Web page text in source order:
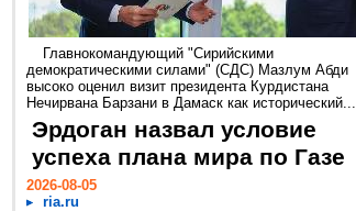
Главнокомандующий "Сирийскими
демократическими силами" (СДС) Мазлум Абди
высоко оценил визит президента Курдистана
Нечирвана Барзани в Дамаск как исторический...
Эрдоган назвал условие
успеха плана мира по Газе
2026-08-05
ria.ru